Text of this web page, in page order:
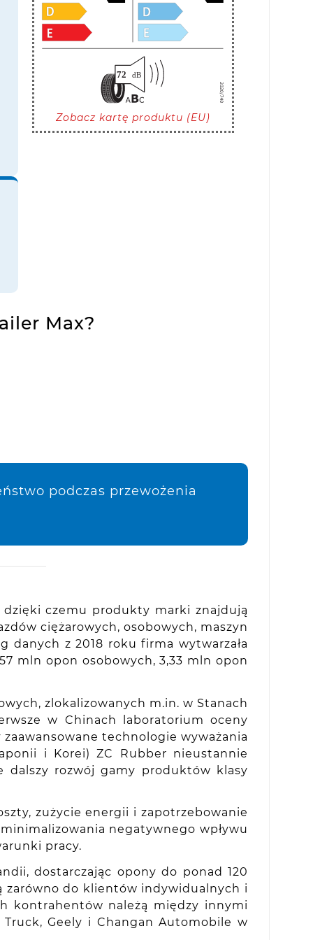
Zobacz kartę produktu (EU)
Max?
podczas przewożenia
dzięki czemu produkty marki znajdują
ciężarowych, osobowych, maszyn
danych z 2018 roku firma wytwarzała
mln opon osobowych, 3,33 mln opon
zlokalizowanych m.in. w Stanach
w Chinach laboratorium oceny
technologie wyważania
i Korei) ZC Rubber nieustannie
dalszy rozwój gamy produktów klasy
zużycie energii i zapotrzebowanie
negatywnego wpływu
pracy.
dostarczając opony do ponad 120
zarówno do klientów indywidualnych i
kontrahentów należą między innymi
Truck, Geely i Changan Automobile w